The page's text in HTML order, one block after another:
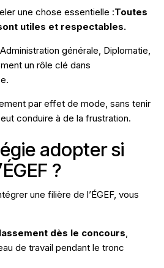
une chose essentielle :Toutes
utiles et respectables.
générale, Diplomatie,
un rôle clé dans
par effet de mode, sans tenir
conduire à de la frustration.
adopter si
?
une filière de l’ÉGEF, vous
dès le concours
de travail pendant le tronc